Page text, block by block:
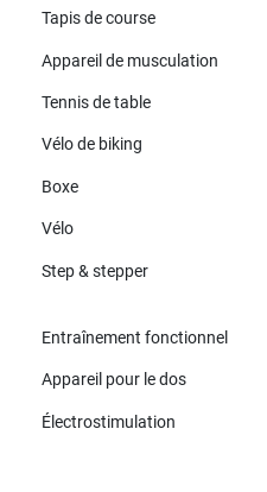
Tapis de course
Appareil de musculation
Tennis de table
Vélo de biking
Boxe
Vélo
Step & stepper
Entraînement fonctionnel
Appareil pour le dos
Électrostimulation